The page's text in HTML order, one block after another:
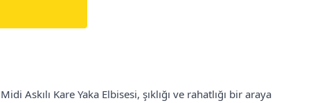
Askılı Kare Yaka Elbisesi, şıklığı ve rahatlığı bir araya